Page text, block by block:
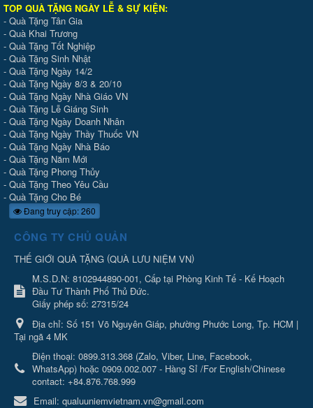
TOP QUÀ TẶNG NGÀY LỄ & SỰ KIỆN:
- Quà Tặng Tân Gia
- Quà Khai Trương
- Quà Tặng Tốt Nghiệp
- Quà Tặng Sinh Nhật
- Quà Tặng Ngày 14/2
- Quà Tặng Ngày 8/3 & 20/10
- Quà Tặng Ngày Nhà Giáo VN
- Quà Tặng Lễ Giáng Sinh
- Quà Tặng Ngày Doanh Nhân
- Quà Tặng Ngày Thầy Thuốc VN
- Quà Tặng Ngày Nhà Báo
- Quà Tặng Năm Mới
- Quà Tặng Phong Thủy
- Quà Tặng Theo Yêu Cầu
- Quà Tặng Cho Bé
Đang truy cập: 260
CÔNG TY CHỦ QUẢN
THẾ GIỚI QUÀ TẶNG (QUÀ LƯU NIỆM VN)
M.S.D.N: 8102944890-001, Cấp tại Phòng Kinh Tế - Kế Hoạch
Đầu Tư Thành Phố Thủ Đức.
Giấy phép số: 27315/24
Địa chỉ: Số 151 Võ Nguyên Giáp, phường Phước Long, Tp. HCM |
Tại ngã 4 MK
Điện thoại: 0899.313.368 (Zalo, Viber, Line, Facebook,
WhatsApp) hoặc 0909.002.007 - Hàng Sỉ /For English/Chinese
contact: +84.876.768.999
Email: qualuuniemvietnam.vn@gmail.com